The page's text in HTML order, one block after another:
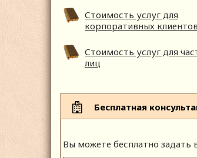
Стоимость услуг для
корпоративных клиентов
Стоимость услуг для
лиц
Бесплатная
Вы можете бесплатно задать